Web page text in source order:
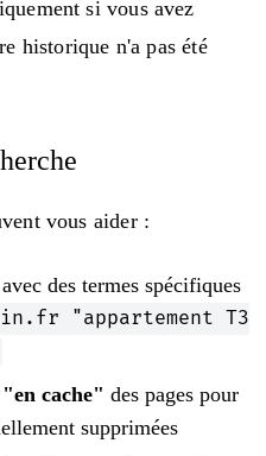
si vous avez
historique n'a pas été
vous aider :
des termes spécifiques
"appartement T3
"en cache" des pages pour
supprimées